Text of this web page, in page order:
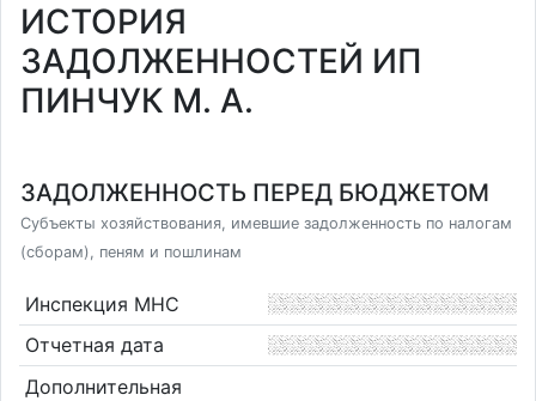
ИСТОРИЯ
ЗАДОЛЖЕННОСТЕЙ ИП
ПИНЧУК М. А.
ЗАДОЛЖЕННОСТЬ ПЕРЕД БЮДЖЕТОМ
Субъекты хозяйствования, имевшие задолженность по налогам
(сборам), пеням и пошлинам
Инспекция МНС
Отчетная дата
Дополнительная